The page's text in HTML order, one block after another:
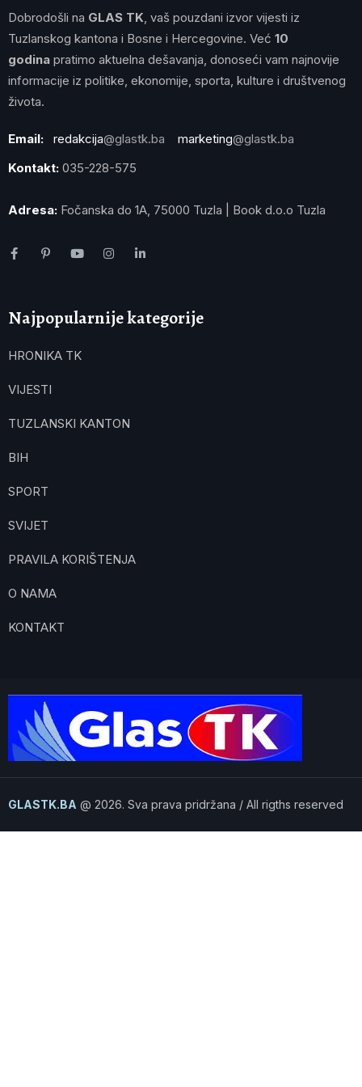
Dobrodošli na GLAS TK , vaš pouzdani izvor vijesti iz
Tuzlanskog kantona i Bosne i Hercegovine. Već 10
godina pratimo aktuelna dešavanja, donoseći vam najnovije
informacije iz politike, ekonomije, sporta, kulture i društvenog
života.
Email: redakcija@glastk.ba marketing@glastk.ba
Kontakt: 035-228-575
Adresa: Fočanska do 1A, 75000 Tuzla | Book d.o.o Tuzla
Najpopularnije kategorije
HRONIKA TK
VIJESTI
TUZLANSKI KANTON
BIH
SPORT
SVIJET
PRAVILA KORIŠTENJA
O NAMA
KONTAKT
GLASTK.BA @ 2026. Sva prava pridržana / All rigths reserved